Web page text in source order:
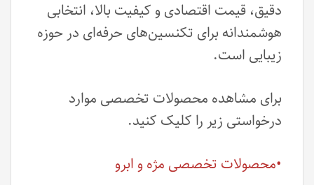
دقیق، قیمت اقتصادی و کیفیت بالا، انتخابی
هوشمندانه برای تکنسین‌های حرفه‌ای در حوزه
زیبایی است.
برای مشاهده محصولات تخصصی موارد
درخواستی زیر را کلیک کنید.
•محصولات تخصصی مژه و ابرو